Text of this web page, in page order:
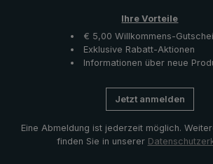
Ihre Vorteile
€ 5,00 Willkommens-
Exklusive Rabatt-Aktionen
Informationen über neue
Jetzt anmelden
Eine Abmeldung ist jederzeit möglich.
finden Sie in unserer